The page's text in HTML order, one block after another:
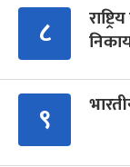
८
९